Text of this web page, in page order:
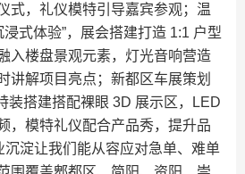
式，礼仪模特引导嘉宾参观；温
式体验”，展会搭建打造 1:1 户型
入楼盘景观元素，灯光音响营造
讲解项目亮点；新都区车展策划
装搭建搭配裸眼 3D 展示区，LED
，模特礼仪配合产品秀，提升品
沉淀让我们能从容应对急单、难单